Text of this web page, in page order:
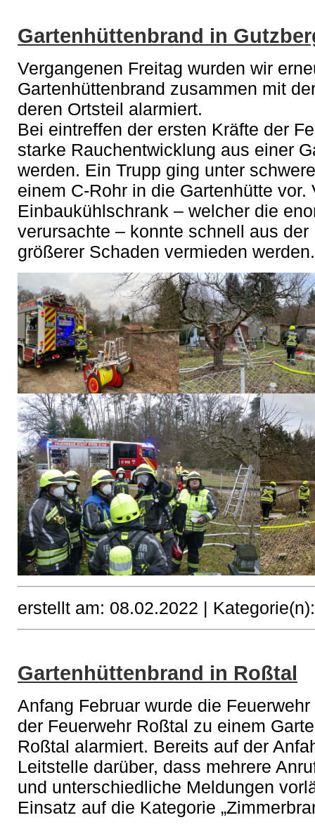
Gartenhüttenbrand in
Vergangenen Freitag wurden wir
Gartenhüttenbrand zusammen mit
deren Ortsteil alarmiert.
Bei eintreffen der ersten Kräfte der
starke Rauchentwicklung aus einer
werden. Ein Trupp ging unter
einem C-Rohr in die Gartenhütte
Einbaukühlschrank – welcher die
verursachte – konnte schnell aus
größerer Schaden vermieden werden.
erstellt am: 08.02.2022 |
Gartenhüttenbrand in Roßtal
Anfang Februar wurde die
der Feuerwehr Roßtal zu einem
Roßtal alarmiert. Bereits auf der
Leitstelle darüber, dass mehrere
und unterschiedliche Meldungen
Einsatz auf die Kategorie